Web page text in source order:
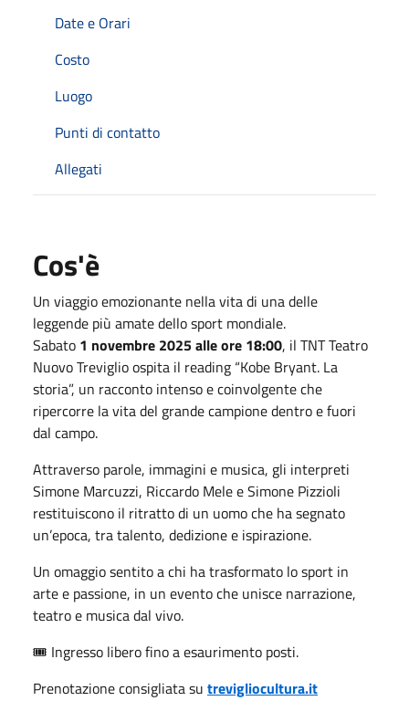
Date e Orari
Costo
Luogo
Punti di contatto
Allegati
Cos'è
Un viaggio emozionante nella vita di una delle
leggende più amate dello sport mondiale.
Sabato 1 novembre 2025 alle ore 18:00, il TNT Teatro
Nuovo Treviglio ospita il reading “Kobe Bryant. La
storia”, un racconto intenso e coinvolgente che
ripercorre la vita del grande campione dentro e fuori
dal campo.
Attraverso parole, immagini e musica, gli interpreti
Simone Marcuzzi, Riccardo Mele e Simone Pizzioli
restituiscono il ritratto di un uomo che ha segnato
un’epoca, tra talento, dedizione e ispirazione.
Un omaggio sentito a chi ha trasformato lo sport in
arte e passione, in un evento che unisce narrazione,
teatro e musica dal vivo.
🎟️ Ingresso libero fino a esaurimento posti.
Prenotazione consigliata su trevigliocultura.it